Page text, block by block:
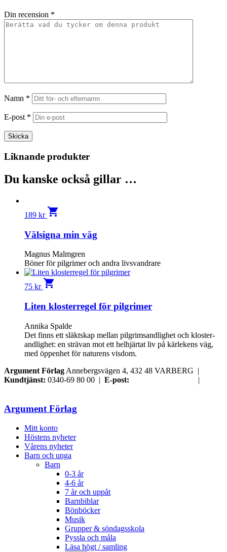
Din recension *
Namn *
E-post *
Liknande produkter
Du kanske också gillar …
189 kr shopping_cart
Välsigna min väg
Magnus Malmgren
Böner för pilgrimer och andra livsvandrare
75 kr shopping_cart
Liten klosterregel för pilgrimer
Annika Spalde
Det finns ett släktskap mellan pilgrimsandlighet och kloster­
andlighet: en strävan mot ett helhjärtat liv på kärlekens väg,
med öppenhet för naturens visdom.
Argument Förlag Annebergsvägen 4, 432 48 VARBERG |
Kundtjänst: 0340-69 80 00 | E-post:
|
Argument Förlag
Mitt konto
Höstens nyheter
Vårens nyheter
Barn och unga
Barn
0-3 år
4-6 år
7 år och uppåt
Barnbiblar
Bönböcker
Musik
Grupper & söndagsskola
Pyssla och måla
Läsa högt / samling